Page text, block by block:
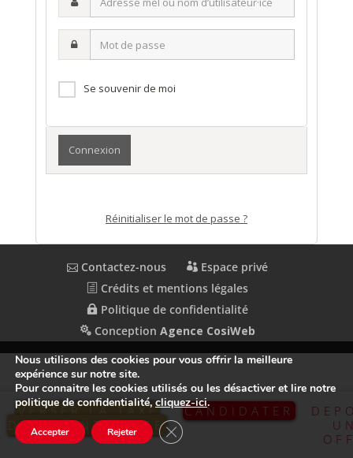
VERSER LA TAXE
D’APPRENTISSAGE
CANDIDATER
mél
nom
d’utilisateur·ice
Se souvenir de moi
Réinitialiser le mot de passe ?
Contactez-nous
Espace privé
Crédits et mentions légales
Politique de confidentialité
Conception Agence CosiWeb
Nous utilisons des cookies pour vous offrir la meilleure
expérience sur notre site.
Pour connaitre les cookies utilisés ou les désactiver et lire notre
politique de confidentialité,cliquez-ici.
Accepter Rejeter Fermer la bannière des cookies